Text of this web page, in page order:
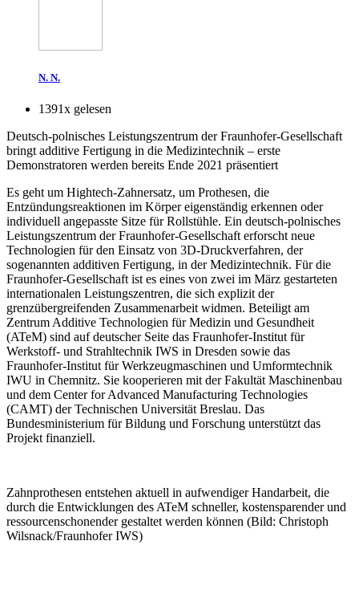
N. N.
1391x gelesen
Deutsch-polnisches Leistungszentrum der Fraunhofer-Gesellschaft
bringt additive Fertigung in die Medizintechnik – erste
Demonstratoren werden bereits Ende 2021 präsentiert
Es geht um Hightech-Zahnersatz, um Prothesen, die
Entzündungsreaktionen im Körper eigenständig erkennen oder
individuell angepasste Sitze für Rollstühle. Ein deutsch-polnisches
Leistungszentrum der Fraunhofer-Gesellschaft erforscht neue
Technologien für den Einsatz von 3D-Druckverfahren, der
sogenannten additiven Fertigung, in der Medizintechnik. Für die
Fraunhofer-Gesellschaft ist es eines von zwei im März gestarteten
internationalen Leistungszentren, die sich explizit der
grenzübergreifenden Zusammenarbeit widmen. Beteiligt am
Zentrum Additive Technologien für Medizin und Gesundheit
(ATeM) sind auf deutscher Seite das Fraunhofer-Institut für
Werkstoff- und Strahltechnik IWS in Dresden sowie das
Fraunhofer-Institut für Werkzeugmaschinen und Umformtechnik
IWU in Chemnitz. Sie kooperieren mit der Fakultät Maschinenbau
und dem Center for Advanced Manufacturing Technologies
(CAMT) der Technischen Universität Breslau. Das
Bundesministerium für Bildung und Forschung unterstützt das
Projekt finanziell.
Zahnprothesen entstehen aktuell in aufwendiger Handarbeit, die
durch die Entwicklungen des ATeM schneller, kostensparender und
ressourcenschonender gestaltet werden können (Bild: Christoph
Wilsnack/Fraunhofer IWS)